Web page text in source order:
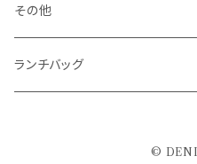
その他
ランチバッグ
©